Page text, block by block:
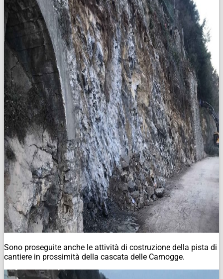
Sono proseguite anche le attività di costruzione della pista di
cantiere in prossimità della cascata delle Camogge.